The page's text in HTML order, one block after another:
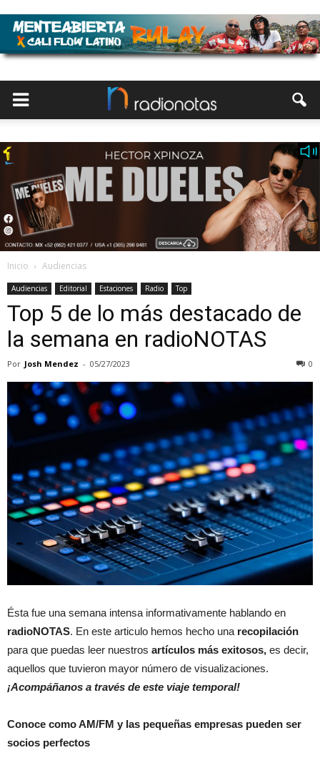
Inicio Audiencias
Audiencias Editorial Estaciones Radio Top
Top 5 de lo más destacado de
la semana en radioNOTAS
Por Josh Mendez - 05/27/2023 0
Ésta fue una semana intensa informativamente hablando en
radioNOTAS. En este articulo hemos hecho una recopilación
para que puedas leer nuestros artículos más exitosos, es decir,
aquellos que tuvieron mayor número de visualizaciones.
¡Acompáñanos a través de este viaje temporal!
Conoce como AM/FM y las pequeñas empresas pueden ser
socios perfectos